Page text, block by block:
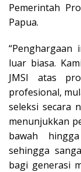
Pemerintah
Papua.
luar biasa.
JMSI atas
profesional,
seleksi secara
menunjukkan
bawah
sehingga
bagi generasi